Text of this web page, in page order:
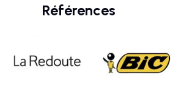
Références